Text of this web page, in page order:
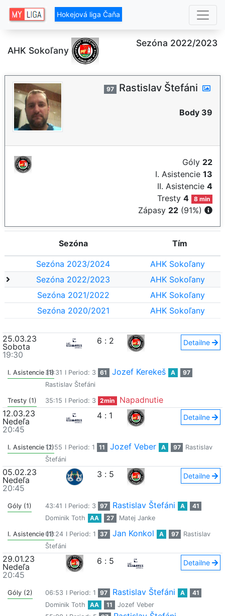
Hokejová liga Čaňa
AHK Sokoľany
Sezóna 2022/2023
97 Rastislav Štefáni
Body 39
Góly 22
I. Asistencie 13
II. Asistencie 4
Tresty4 8 min
Zápasy 22 (91%)
Sezóna Tím
Sezóna 2023/2024
AHK Sokoľany
Sezóna 2022/2023
AHK Sokoľany
Sezóna 2021/2022
AHK Sokoľany
Sezóna 2020/2021
AHK Sokoľany
25.03.23
Sobota
19:30
6 : 2 Detailne
I. Asistencie (1)33:31 I Period: 3 61 Jozef Kerekeš A
97
Rastislav Štefáni
Tresty (1) 35:15 I Period: 3 2min
Napadnutie
12.03.23
Nedeľa
20:45
4 : 1 Detailne
I. Asistencie (1)12:55 I Period: 1 11 Jozef Veber A 97
Rastislav
Štefáni
05.02.23
Nedeľa
20:45
3 : 5 Detailne
Góly (1) 43:41 I Period: 3 97 Rastislav Štefáni A
41
Dominik Toth
AA 27 Matej Janke
I. Asistencie (1)02:24 I Period: 1 37 Jan Konkol A 97
Rastislav
Štefáni
29.01.23
Nedeľa
20:45
6 : 5 Detailne
Góly (2) 06:53 I Period: 1 97 Rastislav Štefáni A
41
Dominik Toth
AA 11
Jozef Veber